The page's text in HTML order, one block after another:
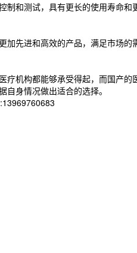
和测试，具有更长的使用寿命和
先进和高效的产品，满足市场的
机构都能够承受得起，而国产的
身情况做出适合的选择。